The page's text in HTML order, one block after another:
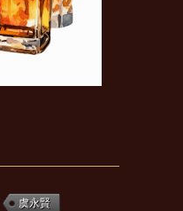
虞永賢